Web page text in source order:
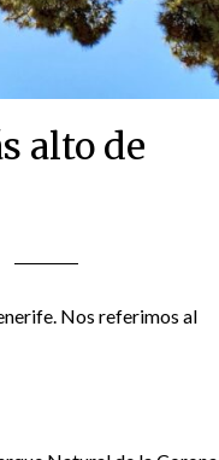
alto de
Nos referimos al